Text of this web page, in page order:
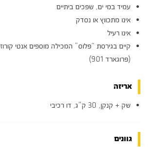
עמיד במי ים, שפכים ביתיים
אינו מתכווץ או נסדק
אינו רעיל
קיים בגירסת “פלוס” המכילה מוספים אנטי
(פרוגארד 901)
אריזה
שק + קנקן, 30 ק”ג, דו רכיבי
גוונים